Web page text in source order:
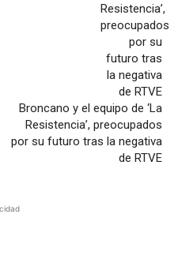
Broncano y el equipo de ‘La
Resistencia’, preocupados
por su futuro tras la negativa
de RTVE